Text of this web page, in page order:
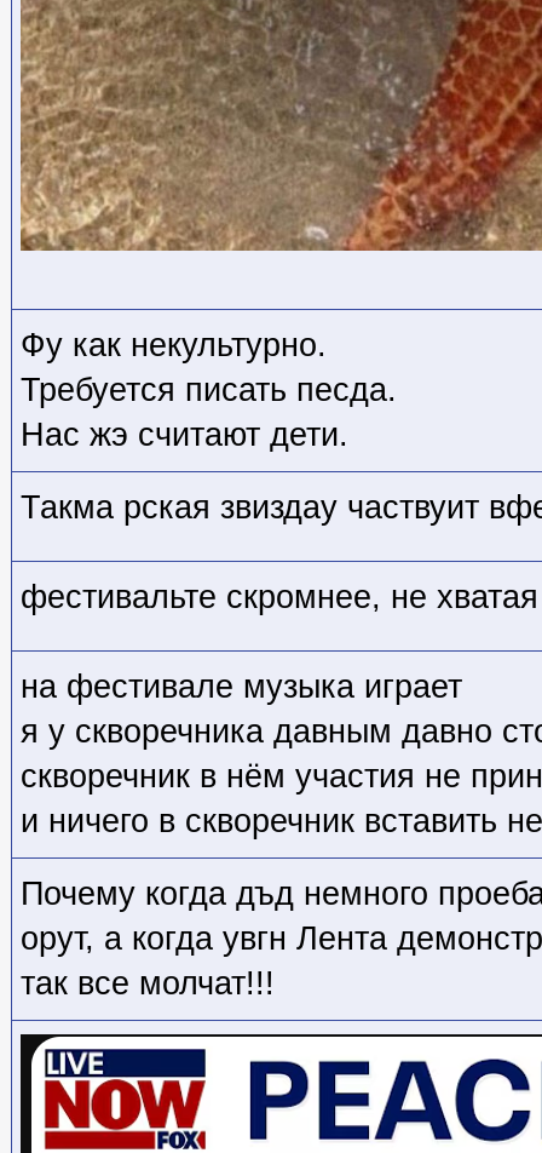
Фу как некультурно.
Требуется писать песда.
Нас жэ считают дети.
Такма рская звиздау частвуит
фестивальте скромнее, не хватая
на фестивале музыка играет
я у скворечника давным давно
скворечник в нём участия не
и ничего в скворечник вставить
Почему когда дъд немного
орут, а когда увгн Лента
так все молчат!!!